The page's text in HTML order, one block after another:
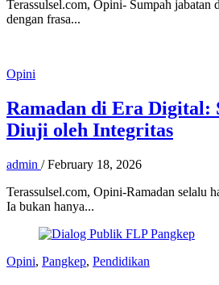
Terassulsel.com, Opini- Sumpah jabatan
dengan frasa...
Opini
Ramadan di Era Digital:
Diuji oleh Integritas
admin / February 18, 2026
Terassulsel.com, Opini-Ramadan selalu
Ia bukan hanya...
Opini, Pangkep, Pendidikan